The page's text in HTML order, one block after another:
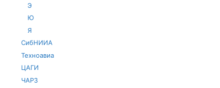
Э
Ю
Я
СибНИИА
Техноавиа
ЦАГИ
ЧАРЗ